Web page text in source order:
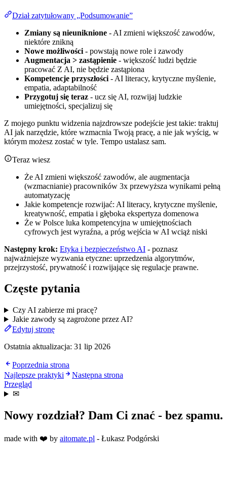
Dział zatytułowany „Podsumowanie”
Zmiany są nieuniknione - AI zmieni większość zawodów,
niektóre znikną
Nowe możliwości - powstają nowe role i zawody
Augmentacja > zastąpienie - większość ludzi będzie
pracować Z AI, nie będzie zastąpiona
Kompetencje przyszłości - AI literacy, krytyczne myślenie,
empatia, adaptabilność
Przygotuj się teraz - ucz się AI, rozwijaj ludzkie
umiejętności, specjalizuj się
Z mojego punktu widzenia najzdrowsze podejście jest takie: traktuj
AI jak narzędzie, które wzmacnia Twoją pracę, a nie jak wyścig, w
którym możesz zostać w tyle. Tempo ustalasz sam.
Teraz wiesz
Że AI zmieni większość zawodów, ale augmentacja
(wzmacnianie) pracowników 3x przewyższa wynikami pełną
automatyzację
Jakie kompetencje rozwijać: AI literacy, krytyczne myślenie,
kreatywność, empatia i głęboka ekspertyza domenowa
Że w Polsce luka kompetencyjna w umiejętnościach
cyfrowych jest wyraźna, a próg wejścia w AI wciąż niski
Następny krok: Etyka i bezpieczeństwo AI - poznasz
najważniejsze wyzwania etyczne: uprzedzenia algorytmów,
przejrzystość, prywatność i rozwijające się regulacje prawne.
Częste pytania
Czy AI zabierze mi pracę?
Jakie zawody są zagrożone przez AI?
Edytuj stronę
Ostatnia aktualizacja: 31 lip 2026
Poprzednia strona
Najlepsze praktyki
Następna strona
Przegląd
✉
Nowy rozdział? Dam Ci znać - bez spamu.
made with ❤️ by aitomate.pl - Łukasz Podgórski